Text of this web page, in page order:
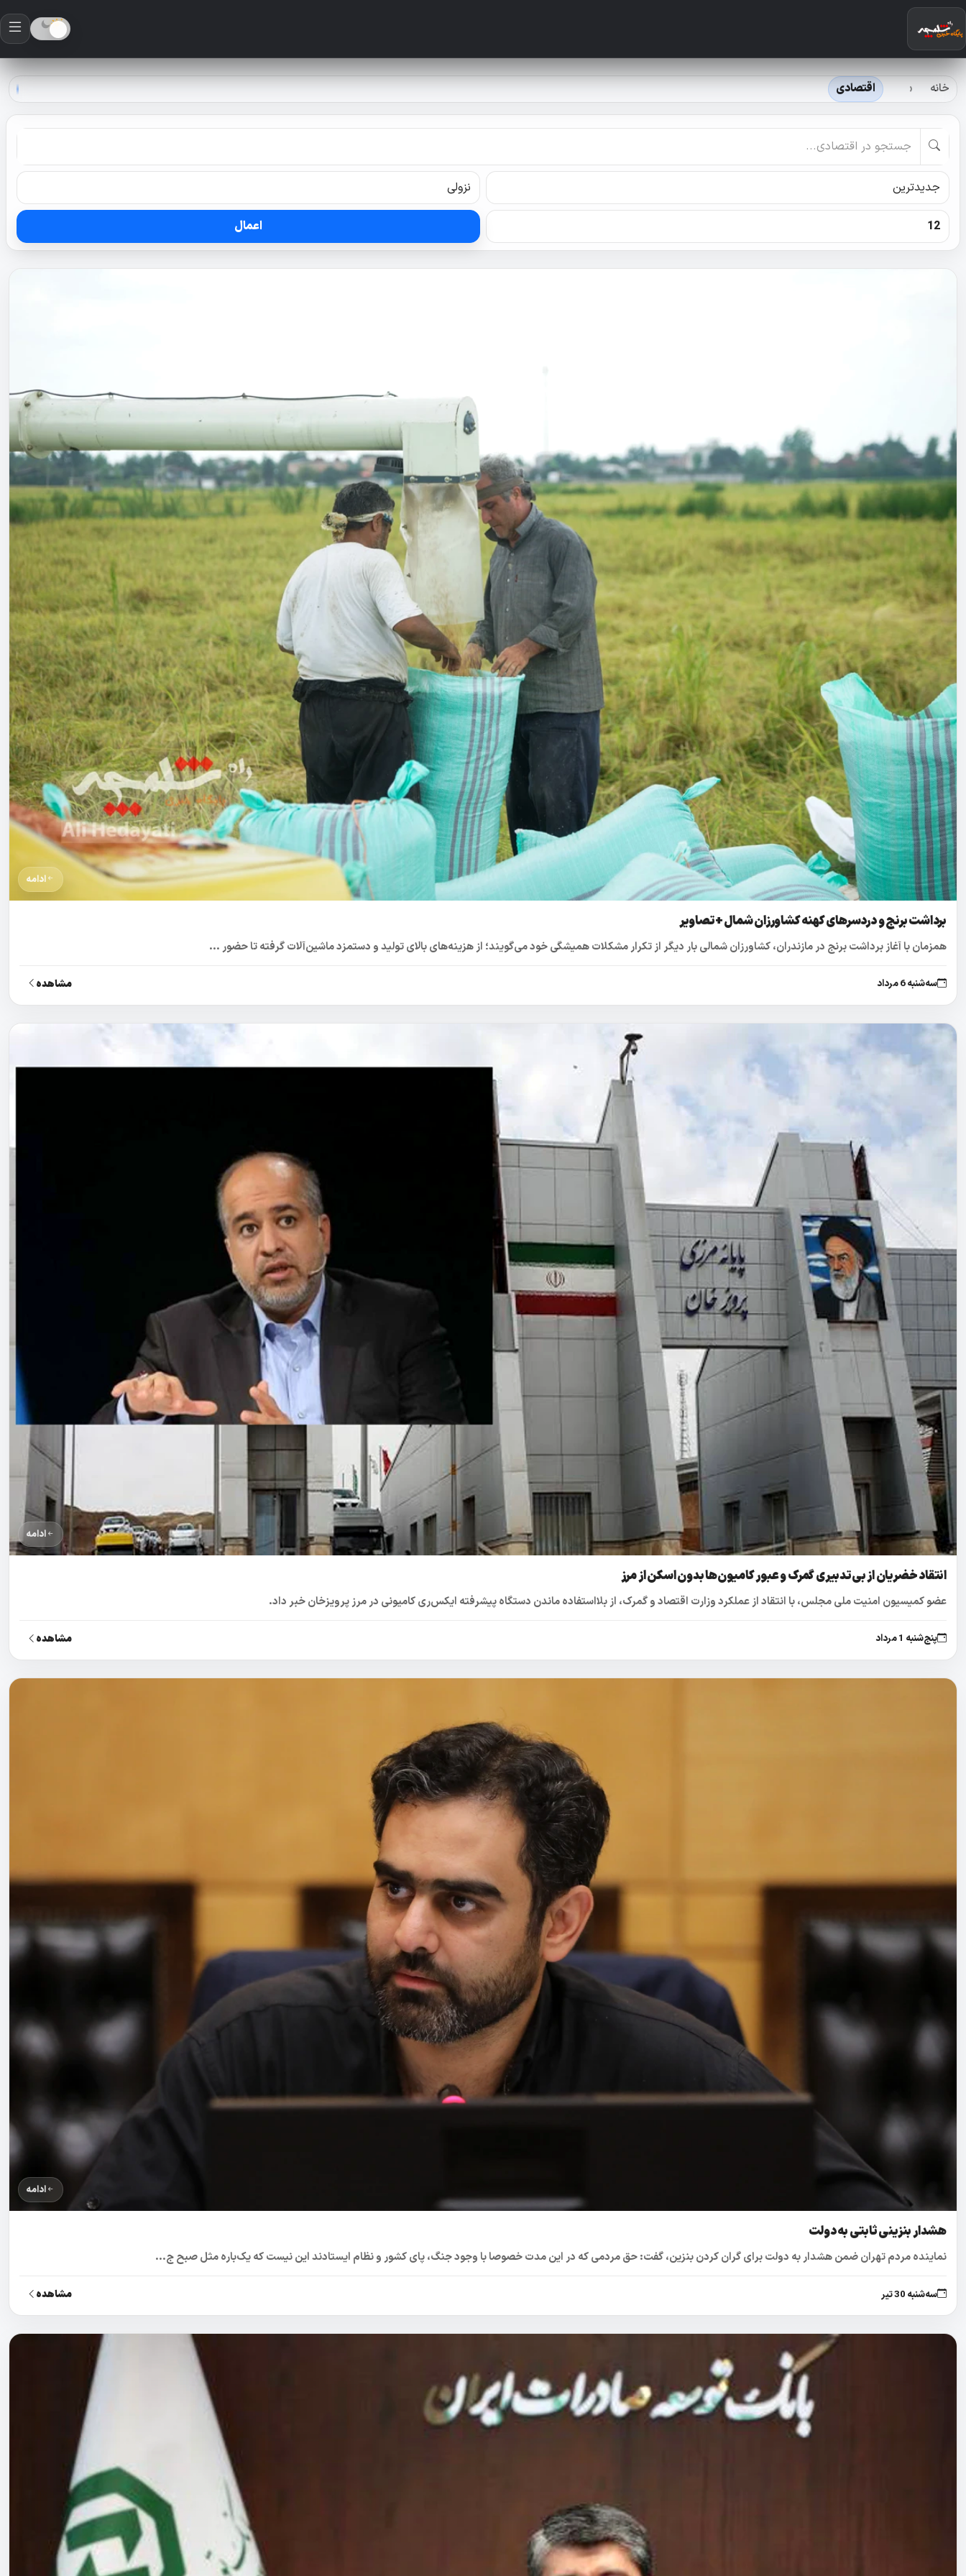
خانه اقتصادی
اعمال
ادامه
برداشت برنج و دردسرهای کهنه کشاورزان شمال +تصاویر
همزمان با آغاز برداشت برنج در مازندران، کشاورزان شمالی بار دیگر از تکرار مشکلات همیشگی خود می‌گویند؛ از هزینه‌های بالای تولید و دستمزد ماشین‌آلات گرفته تا حضور ...
سه‌شنبه 6 مرداد مشاهده
ادامه
انتقاد خضریان از بی‌تدبیری گمرک و عبور کامیون‌ها بدون اسکن از مرز
عضو کمیسیون امنیت ملی مجلس، با انتقاد از عملکرد وزارت اقتصاد و گمرک، از بلااستفاده ماندن دستگاه پیشرفته ایکس‌ری کامیونی در مرز پرویزخان خبر داد.
پنج‌شنبه 1 مرداد مشاهده
ادامه
هشدار بنزینی ثابتی به دولت
نماینده مردم تهران ضمن هشدار به دولت برای گران کردن بنزین، گفت: حق مردمی که در این مدت خصوصا با وجود جنگ، پای کشور و نظام ایستادند این نیست که یک‌باره مثل صبح ج...
سه‌شنبه 30 تیر مشاهده